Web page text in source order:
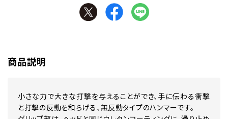
商品説明
小さな力で大きな打撃を与えることができ、手に伝わる衝撃
と打撃の反動を和らげる、無反動タイプのハンマーです。